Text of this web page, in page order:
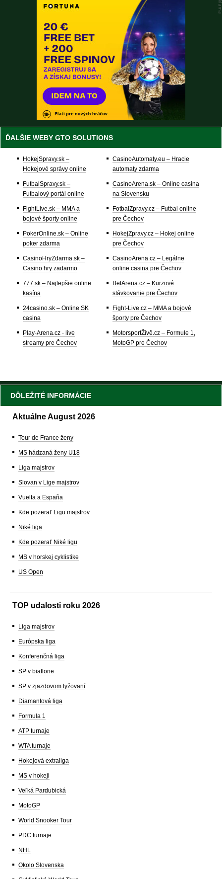
ĎALŠIE WEBY GTO SOLUTIONS
HokejSpravy.sk –
Hokejové správy online
FutbalSpravy.sk –
Futbalový portál online
FightLive.sk – MMA a
bojové športy online
PokerOnline.sk – Online
poker zdarma
CasinoHryZdarma.sk –
Casino hry zadarmo
777.sk – Najlepšie online
kasína
24casino.sk – Online SK
casina
Play-Arena.cz - live
streamy pre Čechov
CasinoAutomaty.eu – Hracie
automaty zdarma
CasinoArena.sk – Online casina
na Slovensku
FotbalZpravy.cz – Futbal online
pre Čechov
HokejZpravy.cz – Hokej online
pre Čechov
CasinoArena.cz – Legálne
online casina pre Čechov
BetArena.cz – Kurzové
stávkovanie pre Čechov
Fight-Live.cz – MMA a bojové
športy pre Čechov
MotorsportŽivě.cz – Formule 1,
MotoGP pre Čechov
DÔLEŽITÉ INFORMÁCIE
Aktuálne August 2026
Tour de France ženy
MS hádzaná ženy U18
Liga majstrov
Slovan v Lige majstrov
Vuelta a España
Kde pozerať Ligu majstrov
Niké liga
Kde pozerať Niké ligu
MS v horskej cyklistike
US Open
TOP udalosti roku 2026
Liga majstrov
Európska liga
Konferenčná liga
SP v biatlone
SP v zjazdovom lyžovaní
Diamantová liga
Formula 1
ATP turnaje
WTA turnaje
Hokejová extraliga
MS v hokeji
Veľká Pardubická
MotoGP
World Snooker Tour
PDC turnaje
NHL
Okolo Slovenska